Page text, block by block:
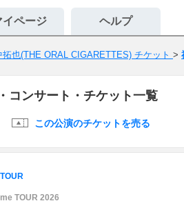
イページ ヘルプ
拓也(THE ORAL CIGARETTES) チケット >
コンサート・チケット一覧
この公演のチケットを売る
TOUR 2026